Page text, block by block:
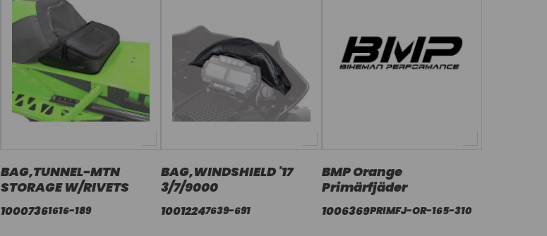
BAG,TUNNEL-MTN
STORAGE W/RIVETS
10007361616-189
BAG,WINDSHIELD '17
3/7/9000
10012247639-691
BMP Orange
Primärfjäder
1006369PRIMFJ-OR-165-310